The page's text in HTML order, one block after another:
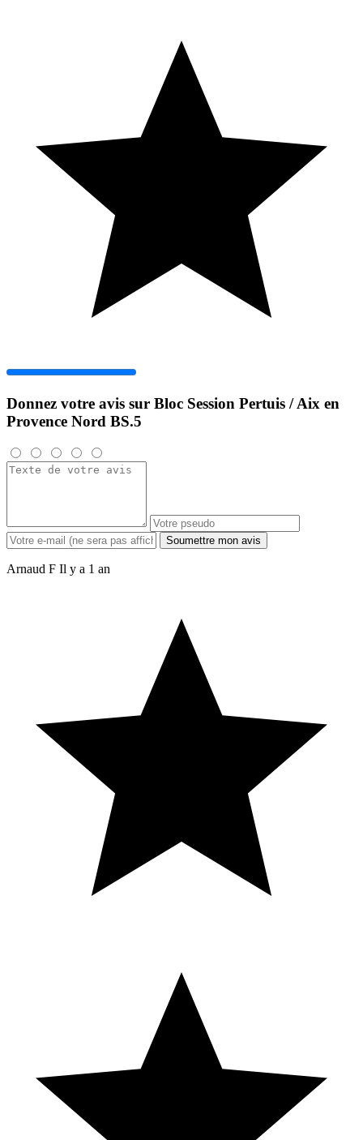
Donnez votre avis sur Bloc Session Pertuis / Aix en
Provence Nord BS.5
Soumettre mon avis
Arnaud F Il y a 1 an